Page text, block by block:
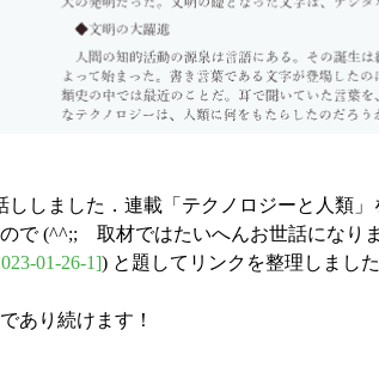
しました．連載「テクノロジーと人類
で (^^;; 取材ではたいへんお世話になり
01-26-1]) と題してリンクを整理しまし
あり続けます！